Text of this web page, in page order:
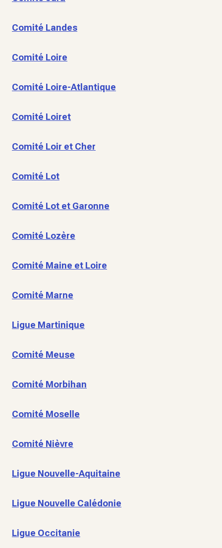
Comité Landes
Comité Loire
Comité Loire-Atlantique
Comité Loiret
Comité Loir et Cher
Comité Lot
Comité Lot et Garonne
Comité Lozère
Comité Maine et Loire
Comité Marne
Ligue Martinique
Comité Meuse
Comité Morbihan
Comité Moselle
Comité Nièvre
Ligue Nouvelle-Aquitaine
Ligue Nouvelle Calédonie
Ligue Occitanie